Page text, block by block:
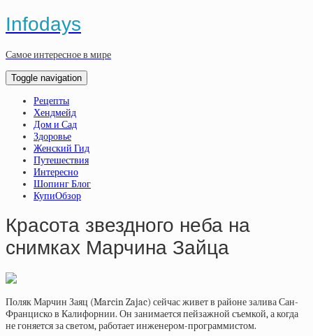
Infodays
Самое интересное в мире
Toggle navigation
Рецепты
Хендмейд
Дом и Сад
Здоровье
Женский Гид
Путешествия
Интересно
Шопинг Блог
КупиОбзор
Красота звездного неба на
снимках Марчина Зайца
Поляк Марчин Заяц (Marcin Zajac) сейчас живет в районе залива Сан-
Франциско в Калифорнии. Он занимается пейзажной съемкой, а когда
не гоняется за светом, работает инженером-программистом.